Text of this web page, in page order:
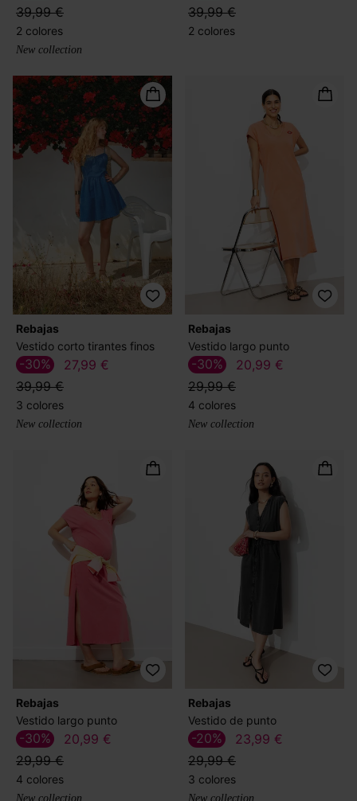
39,99 €
2 colores
New collection
39,99 €
2 colores
Rebajas
Vestido corto tirantes finos
27,99 €
39,99 €
-30%
3 colores
New collection
Rebajas
Vestido largo punto
20,99 €
29,99 €
-30%
4 colores
New collection
Rebajas
Vestido largo punto
20,99 €
29,99 €
-30%
4 colores
New collection
Rebajas
Vestido de punto
23,99 €
29,99 €
-20%
3 colores
New collection